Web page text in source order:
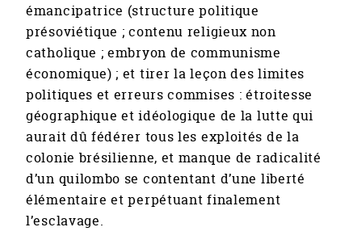
émancipatrice (structure politique
présoviétique ; contenu religieux non
catholique ; embryon de communisme
économique) ; et tirer la leçon des limites
politiques et erreurs commises : étroitesse
géographique et idéologique de la lutte qui
aurait dû fédérer tous les exploités de la
colonie brésilienne, et manque de radicalité
d’un quilombo se contentant d’une liberté
élémentaire et perpétuant finalement
l’esclavage.